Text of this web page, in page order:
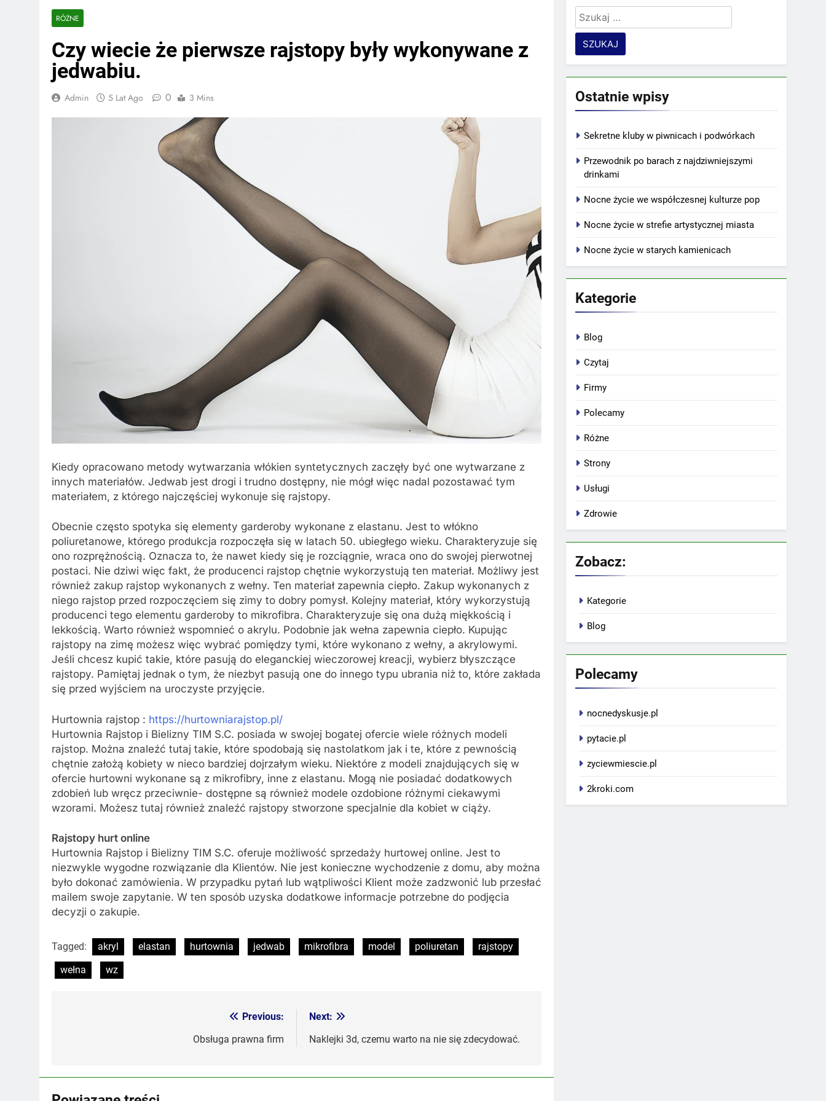
RÓŻNE
Czy wiecie że pierwsze rajstopy były wykonywane z
jedwabiu.
Admin 5 Lat Ago 0 3 Mins
Kiedy opracowano metody wytwarzania włókien syntetycznych zaczęły być one wytwarzane z
innych materiałów. Jedwab jest drogi i trudno dostępny, nie mógł więc nadal pozostawać tym
materiałem, z którego najczęściej wykonuje się rajstopy.
Obecnie często spotyka się elementy garderoby wykonane z elastanu. Jest to włókno
poliuretanowe, którego produkcja rozpoczęła się w latach 50. ubiegłego wieku. Charakteryzuje się
ono rozprężnością. Oznacza to, że nawet kiedy się je rozciągnie, wraca ono do swojej pierwotnej
postaci. Nie dziwi więc fakt, że producenci rajstop chętnie wykorzystują ten materiał. Możliwy jest
również zakup rajstop wykonanych z wełny. Ten materiał zapewnia ciepło. Zakup wykonanych z
niego rajstop przed rozpoczęciem się zimy to dobry pomysł. Kolejny materiał, który wykorzystują
producenci tego elementu garderoby to mikrofibra. Charakteryzuje się ona dużą miękkością i
lekkością. Warto również wspomnieć o akrylu. Podobnie jak wełna zapewnia ciepło. Kupując
rajstopy na zimę możesz więc wybrać pomiędzy tymi, które wykonano z wełny, a akrylowymi.
Jeśli chcesz kupić takie, które pasują do eleganckiej wieczorowej kreacji, wybierz błyszczące
rajstopy. Pamiętaj jednak o tym, że niezbyt pasują one do innego typu ubrania niż to, które zakłada
się przed wyjściem na uroczyste przyjęcie.
Hurtownia rajstop : https://hurtowniarajstop.pl/
Hurtownia Rajstop i Bielizny TIM S.C. posiada w swojej bogatej ofercie wiele różnych modeli
rajstop. Można znaleźć tutaj takie, które spodobają się nastolatkom jak i te, które z pewnością
chętnie założą kobiety w nieco bardziej dojrzałym wieku. Niektóre z modeli znajdujących się w
ofercie hurtowni wykonane są z mikrofibry, inne z elastanu. Mogą nie posiadać dodatkowych
zdobień lub wręcz przeciwnie- dostępne są również modele ozdobione różnymi ciekawymi
wzorami. Możesz tutaj również znaleźć rajstopy stworzone specjalnie dla kobiet w ciąży.
Rajstopy hurt online
Hurtownia Rajstop i Bielizny TIM S.C. oferuje możliwość sprzedaży hurtowej online. Jest to
niezwykle wygodne rozwiązanie dla Klientów. Nie jest konieczne wychodzenie z domu, aby można
było dokonać zamówienia. W przypadku pytań lub wątpliwości Klient może zadzwonić lub przesłać
mailem swoje zapytanie. W ten sposób uzyska dodatkowe informacje potrzebne do podjęcia
decyzji o zakupie.
Tagged: akryl elastan hurtownia jedwab mikrofibra model poliuretan
rajstopy
wełna
wz
Previous:
Obsługa prawna firm
Next:
Naklejki 3d, czemu warto na nie się zdecydować.
Szukaj:
Ostatnie wpisy
Sekretne kluby w piwnicach i podwórkach
Przewodnik po barach z najdziwniejszymi
drinkami
Nocne życie we współczesnej kulturze pop
Nocne życie w strefie artystycznej miasta
Nocne życie w starych kamienicach
Kategorie
Blog
Czytaj
Firmy
Polecamy
Różne
Strony
Usługi
Zdrowie
Zobacz:
Kategorie
Blog
Polecamy
nocnedyskusje.pl
pytacie.pl
zyciewmiescie.pl
2kroki.com